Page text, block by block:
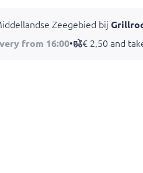
Zeegebied bij
from 16:00• € 2,50 and